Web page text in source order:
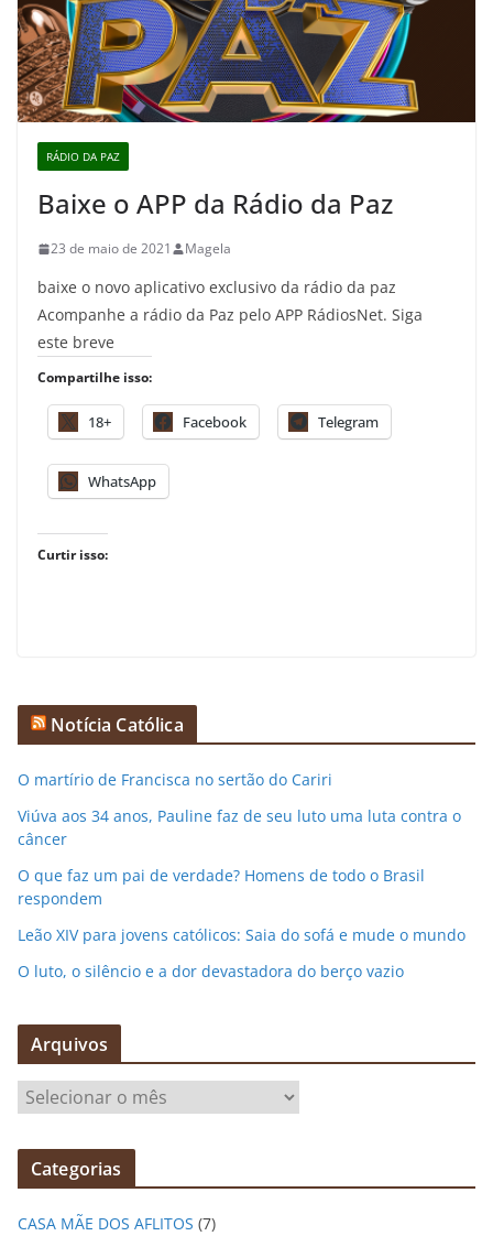
RÁDIO DA PAZ
Baixe o APP da Rádio da Paz
23 de maio de 2021 Magela
baixe o novo aplicativo exclusivo da rádio da paz
Acompanhe a rádio da Paz pelo APP RádiosNet. Siga
este breve
Compartilhe isso:
18+ Facebook Telegram
WhatsApp
Curtir isso:
Notícia Católica
O martírio de Francisca no sertão do Cariri
Viúva aos 34 anos, Pauline faz de seu luto uma luta contra o
câncer
O que faz um pai de verdade? Homens de todo o Brasil
respondem
Leão XIV para jovens católicos: Saia do sofá e mude o mundo
O luto, o silêncio e a dor devastadora do berço vazio
Arquivos
q
v
Categorias
CASA MÃE DOS AFLITOS (7)